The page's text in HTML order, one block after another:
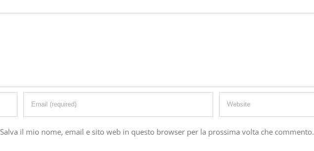
Salva il mio nome, email e sito web in questo browser per la prossima volta che commento.